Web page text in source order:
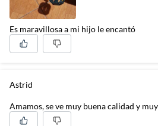
Es maravillosa a mi hijo le encantó
Astrid
Amamos, se ve muy buena calidad y